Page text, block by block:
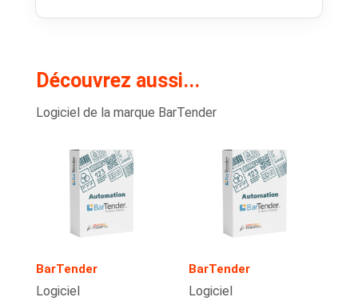
Découvrez aussi...
Logiciel de la marque BarTender
BarTender
Logiciel
BarTender
Logiciel